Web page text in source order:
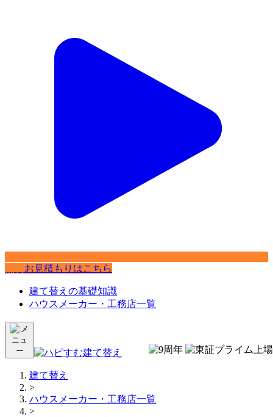
お見積もりはこちら
建て替えの基礎知識
ハウスメーカー・工務店一覧
建て替え
>
ハウスメーカー・工務店一覧
>